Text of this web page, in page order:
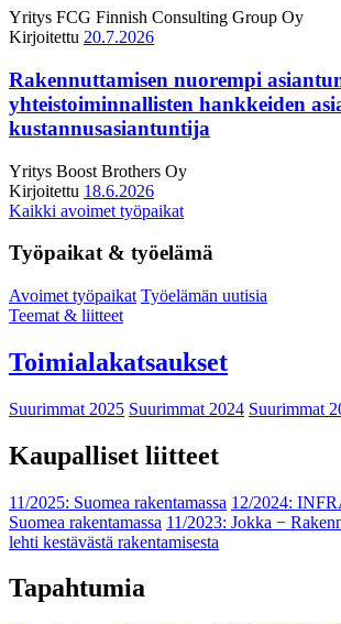
Yritys FCG Finnish Consulting Group Oy
Kirjoitettu 20.7.2026
Rakennuttamisen nuorempi
yhteistoiminnallisten hankkeiden
kustannusasiantuntija
Yritys Boost Brothers Oy
Kirjoitettu 18.6.2026
Kaikki avoimet työpaikat
Työpaikat & työelämä
Avoimet työpaikat Työelämän uutisia
Teemat & liitteet
Toimialakatsaukset
Suurimmat 2025 Suurimmat 2024 Suurimmat
Kaupalliset liitteet
11/2025: Suomea rakentamassa 12/2024:
Suomea rakentamassa 11/2023: Jokka −
lehti kestävästä rakentamisesta
Tapahtumia